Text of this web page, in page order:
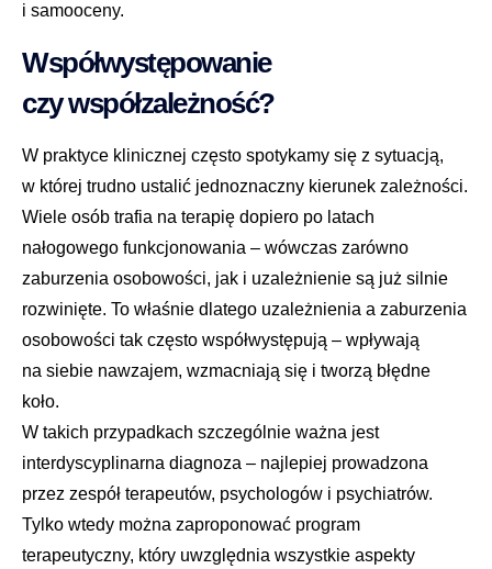
i samooceny.
Współwystępowanie
czy współzależność?
W praktyce klinicznej często spotykamy się z sytuacją,
w której trudno ustalić jednoznaczny kierunek zależności.
Wiele osób trafia na terapię dopiero po latach
nałogowego funkcjonowania – wówczas zarówno
zaburzenia osobowości, jak i uzależnienie są już silnie
rozwinięte. To właśnie dlatego uzależnienia a zaburzenia
osobowości tak często współwystępują – wpływają
na siebie nawzajem, wzmacniają się i tworzą błędne
koło.
W takich przypadkach szczególnie ważna jest
interdyscyplinarna diagnoza – najlepiej prowadzona
przez zespół terapeutów, psychologów i psychiatrów.
Tylko wtedy można zaproponować program
terapeutyczny, który uwzględnia wszystkie aspekty